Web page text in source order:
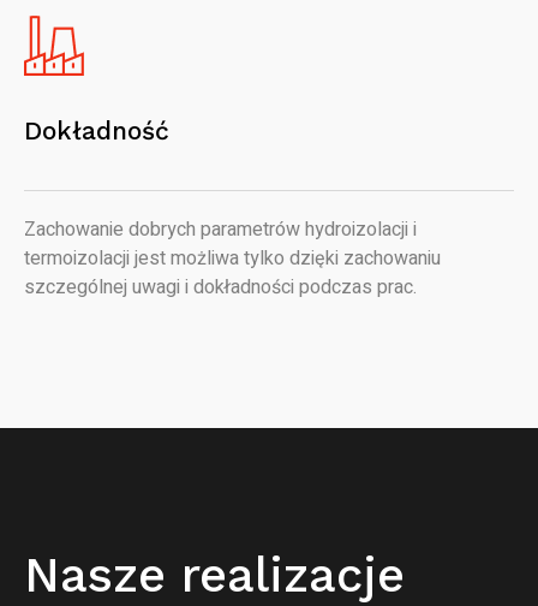
Dokładność
Zachowanie dobrych parametrów hydroizolacji i
termoizolacji jest możliwa tylko dzięki zachowaniu
szczególnej uwagi i dokładności podczas prac.
Nasze realizacje